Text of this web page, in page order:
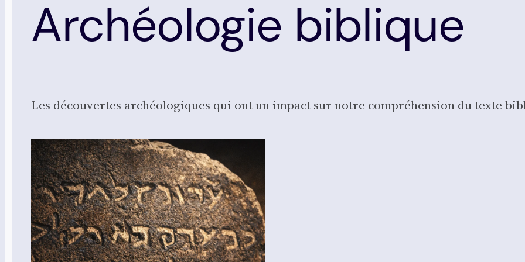
Archéologie biblique
Les décou­vertes archéo­lo­giques qui ont un impact sur notre com­pré­hen­sion du texte